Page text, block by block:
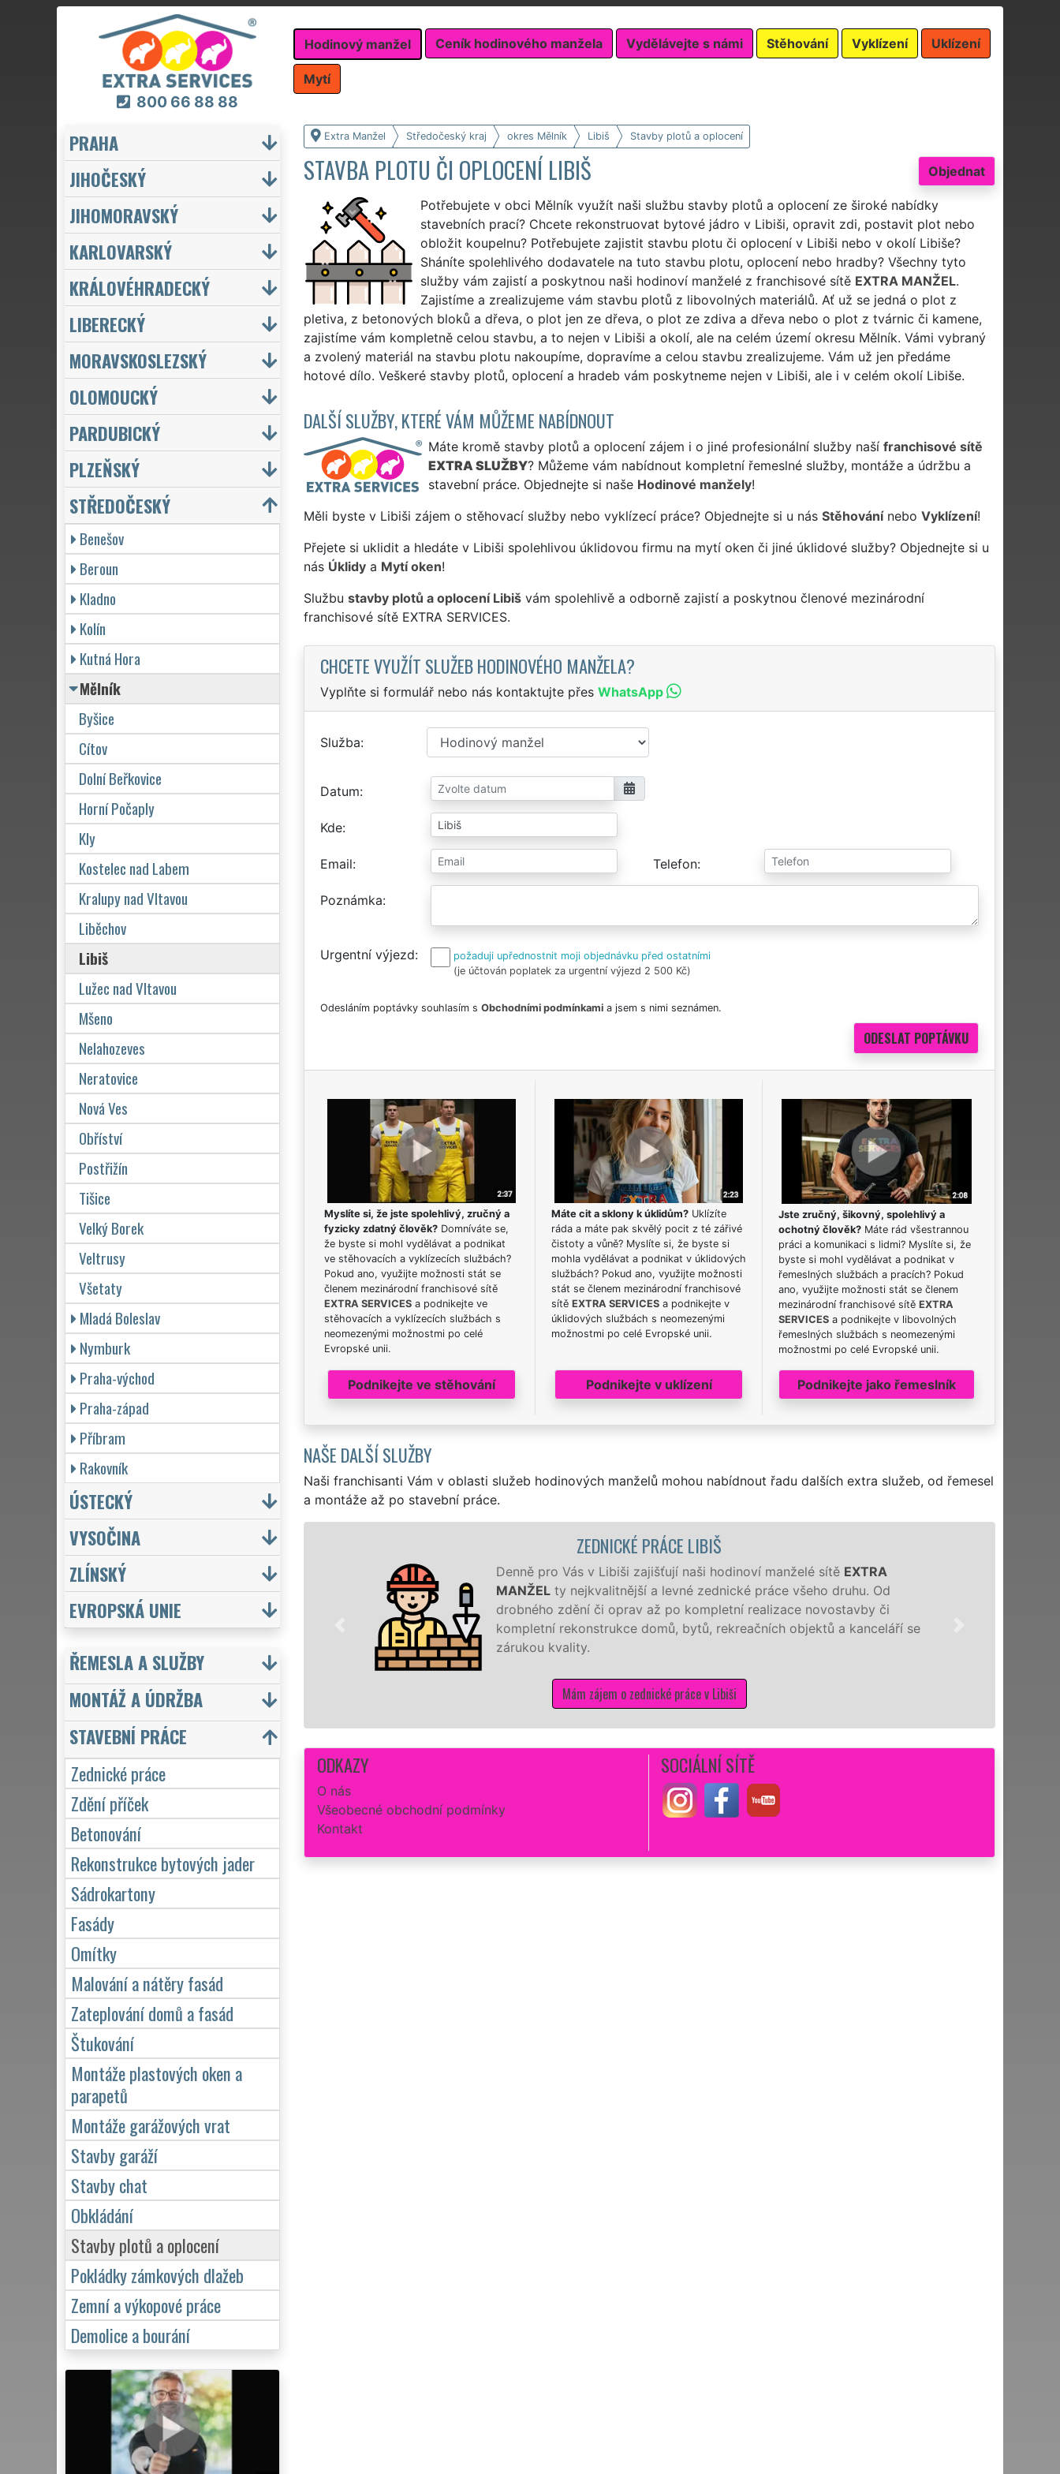
800 66 88 88
Hodinový manžel Ceník hodinového manžela Vydělávejte s námi Stěhování Vyklízení Uklízení
Mytí
Extra Manžel Středočeský kraj okres Mělník Libiš Stavby plotů a oplocení
Objednat
STAVBA PLOTU ČI OPLOCENÍ LIBIŠ
Potřebujete v obci Mělník využít naši službu stavby plotů a oplocení ze široké nabídky
stavebních prací? Chcete rekonstruovat bytové jádro v Libiši, opravit zdi, postavit plot nebo
obložit koupelnu? Potřebujete zajistit stavbu plotu či oplocení v Libiši nebo v okolí Libiše?
Sháníte spolehlivého dodavatele na tuto stavbu plotu, oplocení nebo hradby? Všechny tyto
služby vám zajistí a poskytnou naši hodinoví manželé z franchisové sítě EXTRA MANŽEL.
Zajistíme a zrealizujeme vám stavbu plotů z libovolných materiálů. Ať už se jedná o plot z
pletiva, z betonových bloků a dřeva, o plot jen ze dřeva, o plot ze zdiva a dřeva nebo o plot z tvárnic či kamene,
zajistíme vám kompletně celou stavbu, a to nejen v Libiši a okolí, ale na celém území okresu Mělník. Vámi vybraný
a zvolený materiál na stavbu plotu nakoupíme, dopravíme a celou stavbu zrealizujeme. Vám už jen předáme
hotové dílo. Veškeré stavby plotů, oplocení a hradeb vám poskytneme nejen v Libiši, ale i v celém okolí Libiše.
DALŠÍ SLUŽBY, KTERÉ VÁM MŮŽEME NABÍDNOUT
Máte kromě stavby plotů a oplocení zájem i o jiné profesionální služby naší franchisové sítě
EXTRA SLUŽBY? Můžeme vám nabídnout kompletní řemeslné služby, montáže a údržbu a
stavební práce. Objednejte si naše Hodinové manžely!
Měli byste v Libiši zájem o stěhovací služby nebo vyklízecí práce? Objednejte si u nás Stěhovánínebo Vyklízení!
Přejete si uklidit a hledáte v Libiši spolehlivou úklidovou firmu na mytí oken či jiné úklidové služby? Objednejte si u
nás Úklidya Mytí oken!
Službu stavby plotů a oplocení Libišvám spolehlivě a odborně zajistí a poskytnou členové mezinárodní
franchisové sítě EXTRA SERVICES.
CHCETE VYUŽÍT SLUŽEB HODINOVÉHO MANŽELA?
Vyplňte si formulář nebo nás kontaktujte přes WhatsApp
Služba
Datum
Kde
Email Telefon
Poznámka
Urgentní výjezd
požaduji upřednostnit moji objednávku před ostatními
(je účtován poplatek za urgentní výjezd 2 500 Kč)
Odesláním poptávky souhlasím s Obchodními podmínkamia jsem s nimi seznámen.
Myslíte si, že jste spolehlivý, zručný a
fyzicky zdatný člověk?Domníváte se,
že byste si mohl vydělávat a podnikat
ve stěhovacích a vyklízecích službách?
Pokud ano, využijte možnosti stát se
členem mezinárodní franchisové sítě
EXTRA SERVICESa podnikejte ve
stěhovacích a vyklízecích službách s
neomezenými možnostmi po celé
Evropské unii.
Podnikejte ve stěhování
Máte cit a sklony k úklidům?Uklízíte
ráda a máte pak skvělý pocit z té zářivé
čistoty a vůně? Myslíte si, že byste si
mohla vydělávat a podnikat v úklidových
službách? Pokud ano, využijte možnosti
stát se členem mezinárodní franchisové
sítě EXTRA SERVICESa podnikejte v
úklidových službách s neomezenými
možnostmi po celé Evropské unii.
Podnikejte v uklízení
Jste zručný, šikovný, spolehlivý a
ochotný člověk? Máte rád všestrannou
práci a komunikaci s lidmi? Myslíte si, že
byste si mohl vydělávat a podnikat v
řemeslných službách a pracích? Pokud
ano, využijte možnosti stát se členem
mezinárodní franchisové sítěEXTRA
SERVICES a podnikejte v libovolných
řemeslných službách s neomezenými
možnostmi po celé Evropské unii.
Podnikejte jako řemeslník
NAŠE DALŠÍ SLUŽBY
Naši franchisanti Vám v oblasti služeb hodinových manželů mohou nabídnout řadu dalších extra služeb, od řemesel
a montáže až po stavební práce.
Denně pro Vás v Libiši zajišťují naši hodinoví manželé sítěEXTRA
ty nejkvalitnější a levné zednické práce všeho druhu. Od
drobného zdění či oprav až po kompletní realizace novostavby či
kompletní rekonstrukce domů, bytů, rekreačních objektů a kanceláří se
zárukou kvality.
ODKAZY
O nás
Všeobecné obchodní podmínky
Kontakt
SOCIÁLNÍ SÍTĚ
PRAHA
JIHOČESKÝ
JIHOMORAVSKÝ
KARLOVARSKÝ
KRÁLOVÉHRADECKÝ
LIBERECKÝ
MORAVSKOSLEZSKÝ
OLOMOUCKÝ
PARDUBICKÝ
PLZEŇSKÝ
STŘEDOČESKÝ
Benešov
Beroun
Kladno
Kolín
Kutná Hora
Mělník
Byšice
Cítov
Dolní Beřkovice
Horní Počaply
Kly
Kostelec nad Labem
Kralupy nad Vltavou
Liběchov
Libiš
Lužec nad Vltavou
Mšeno
Nelahozeves
Neratovice
Nová Ves
Obříství
Postřižín
Tišice
Velký Borek
Veltrusy
Všetaty
Mladá Boleslav
Nymburk
Praha-východ
Praha-západ
Příbram
Rakovník
ÚSTECKÝ
VYSOČINA
ZLÍNSKÝ
EVROPSKÁ UNIE
ŘEMESLA A SLUŽBY
MONTÁŽ A ÚDRŽBA
STAVEBNÍ PRÁCE
Zednické práce
Zdění příček
Betonování
Rekonstrukce bytových jader
Sádrokartony
Fasády
Omítky
Malování a nátěry fasád
Zateplování domů a fasád
Štukování
Montáže plastových oken a
parapetů
Montáže garážových vrat
Stavby garáží
Stavby chat
Obkládání
Stavby plotů a oplocení
Pokládky zámkových dlažeb
Zemní a výkopové práce
Demolice a bourání